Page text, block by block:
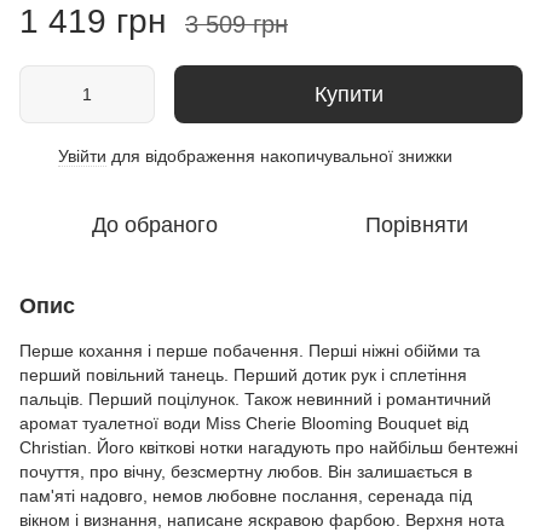
1 419 грн 3 509 грн
Купити
Увійти для відображення накопичувальної знижки
До обраного Порівняти
Опис
Перше кохання і перше побачення. Перші ніжні обійми та
перший повільний танець. Перший дотик рук і сплетіння
пальців. Перший поцілунок. Також невинний і романтичний
аромат туалетної води Miss Cherie Blooming Bouquet від
Christian. Його квіткові нотки нагадують про найбільш бентежні
почуття, про вічну, безсмертну любов. Він залишається в
пам'яті надовго, немов любовне послання, серенада під
вікном і визнання, написане яскравою фарбою. Верхня нота